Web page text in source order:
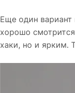
Еще один вариант
хорошо
хаки, но и ярким.